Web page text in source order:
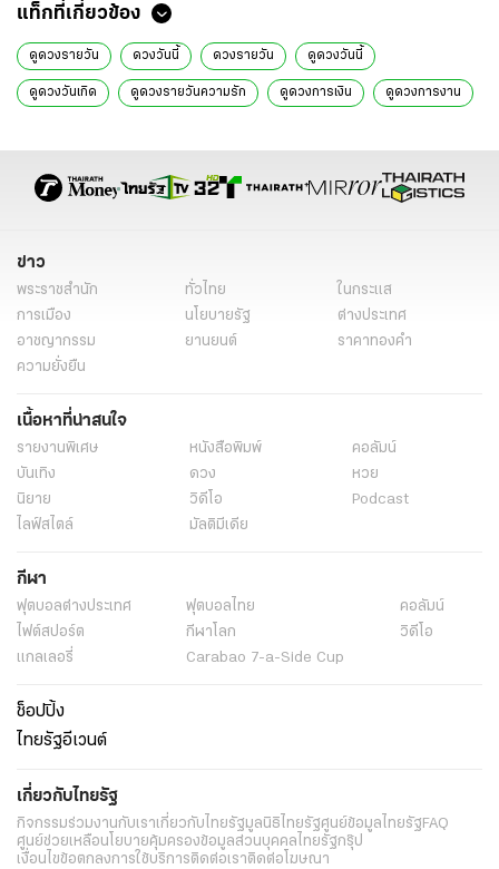
แท็กที่เกี่ยวข้อง
ดูดวงรายวัน ดวงวันนี้ ดวงรายวัน ดูดวงวันนี้
ดูดวงวันเกิด ดูดวงรายวันความรัก ดูดวงการเงิน ดูดวงการงาน
ดวงวันเสาร์ ดวงวันอาทิตย์
ข่าว
พระราชสำนัก ทั่วไทย
ในกระแส
การเมือง
นโยบายรัฐ
ต่างประเทศ
อาชญากรรม
ยานยนต์
ราคาทองคำ
ความยั่งยืน
เนื้อหาที่น่าสนใจ
รายงานพิเศษ หนังสือพิมพ์
คอลัมน์
บันเทิง
ดวง
หวย
นิยาย
วิดีโอ
Podcast
ไลฟ์สไตล์
มัลติมีเดีย
กีฬา
ฟุตบอลต่่างประเทศ ฟุตบอลไทย
คอลัมน์
ไฟต์สปอร์ต
กีฬาโลก
วิดีโอ
แกลเลอรี่
Carabao 7-a-Side Cup
ช็อปปิ้ง
ไทยรัฐอีเวนต์
เกี่ยวกับไทยรัฐ
กิจกรรมร่วมงานกับเราเกี่ยวกับไทยรัฐมูลนิธิไทยรัฐศูนย์ข้อมูลไทยรัฐFAQ
ศูนย์ช่วยเหลือนโยบายคุ้มครองข้อมูลส่วนบุคคลไทยรัฐกรุ๊ป
เงื่อนไขข้อตกลงการใช้บริการติดต่อเราติดต่อโฆษณา